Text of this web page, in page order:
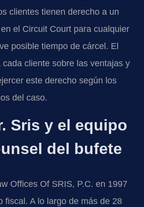
clientes tienen derecho a un
el Circuit Court para cualquier
posible tiempo de cárcel. El
cada cliente sobre las ventajas y
este derecho según los
del caso.
Sris y el equipo
del bufete
Offices Of SRIS, P.C. en 1997
fiscal. A lo largo de más de 28